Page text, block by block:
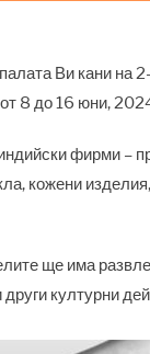
Ви кани на
8 до 16 юни,
фирми –
кожени
ще има
културни